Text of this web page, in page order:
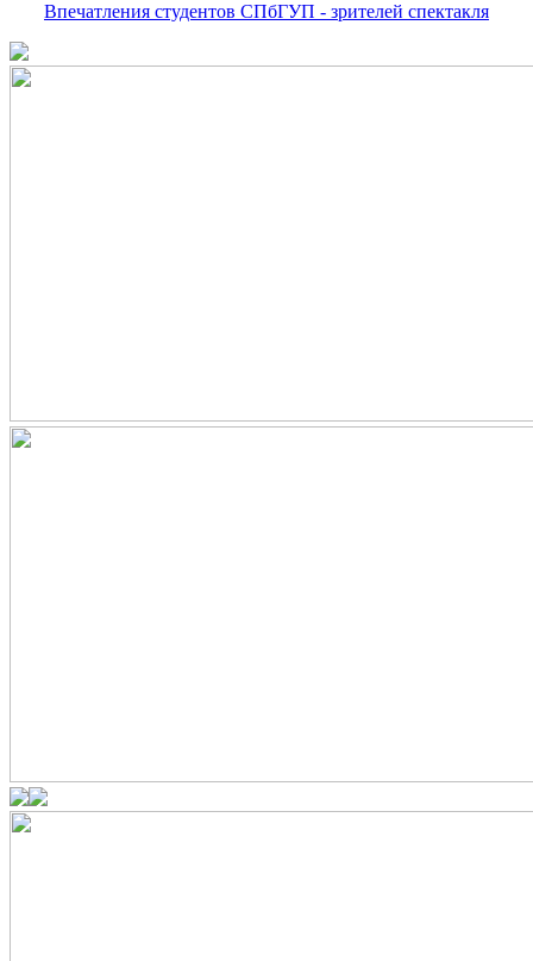
Впечатления студентов СПбГУП - зрителей спектакля